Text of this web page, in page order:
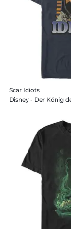
Scar Idiots